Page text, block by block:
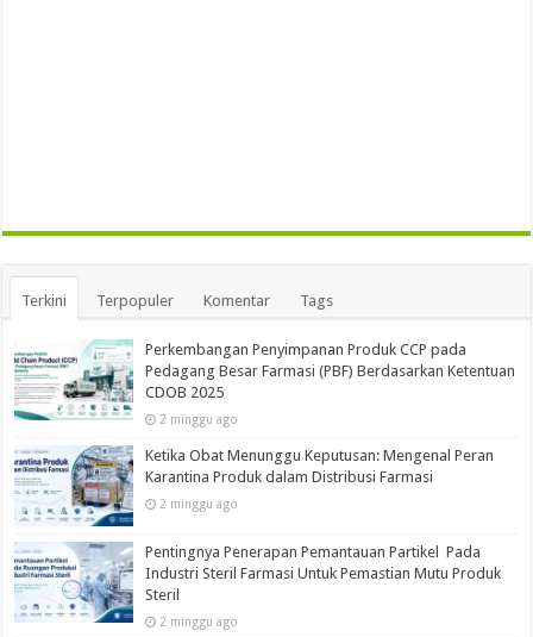
Terkini Terpopuler Komentar Tags
Perkembangan Penyimpanan Produk CCP pada
Pedagang Besar Farmasi (PBF) Berdasarkan Ketentuan
CDOB 2025
2 minggu ago
Ketika Obat Menunggu Keputusan: Mengenal Peran
Karantina Produk dalam Distribusi Farmasi
2 minggu ago
Pentingnya Penerapan Pemantauan Partikel Pada
Industri Steril Farmasi Untuk Pemastian Mutu Produk
Steril
2 minggu ago